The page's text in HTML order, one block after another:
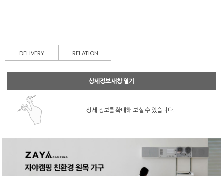
DELIVERY RELATION
상세정보 새창 열기
상세 정보를 확대해 보실 수 있습니다.